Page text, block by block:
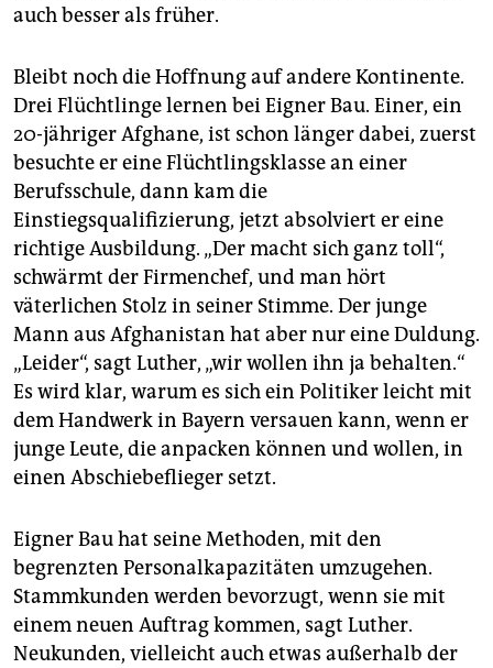
auch besser als früher.
Bleibt noch die Hoffnung auf andere Kontinente.
Drei Flüchtlinge lernen bei Eigner Bau. Einer, ein
20-jähriger Afghane, ist schon länger dabei, zuerst
besuchte er eine Flüchtlingsklasse an einer
Berufsschule, dann kam die
Einstiegsqualifizierung, jetzt absolviert er eine
richtige Ausbildung. „Der macht sich ganz toll“,
schwärmt der Firmenchef, und man hört
väterlichen Stolz in seiner Stimme. Der junge
Mann aus Afghanistan hat aber nur eine Duldung.
„Leider“, sagt Luther, „wir wollen ihn ja behalten.“
Es wird klar, warum es sich ein Politiker leicht mit
dem Handwerk in Bayern versauen kann, wenn er
junge Leute, die anpacken können und wollen, in
einen Abschiebeflieger setzt.
Eigner Bau hat seine Methoden, mit den
begrenzten Personalkapazitäten umzugehen.
Stammkunden werden bevorzugt, wenn sie mit
einem neuen Auftrag kommen, sagt Luther.
Neukunden, vielleicht auch etwas außerhalb der